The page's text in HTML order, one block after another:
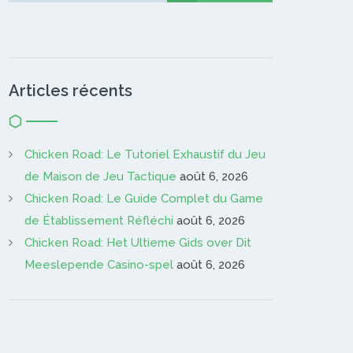
Articles récents
Chicken Road: Le Tutoriel Exhaustif du Jeu
de Maison de Jeu Tactique août 6, 2026
Chicken Road: Le Guide Complet du Game
de Établissement Réfléchi août 6, 2026
Chicken Road: Het Ultieme Gids over Dit
Meeslepende Casino-spel août 6, 2026